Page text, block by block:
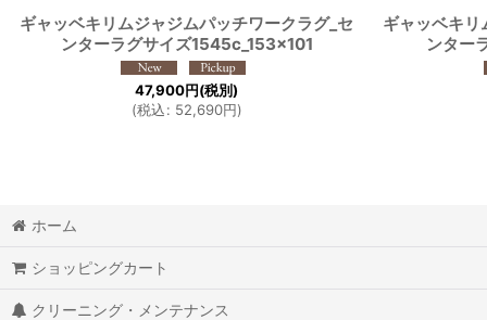
ギャッベキリムジャジムパッチワークラグ_セ
ンターラグサイズ1545c_153×101
47,900円(税別)
(税込: 52,690円)
ギャッベキリ
ンター
ホーム
ショッピングカート
クリーニング・メンテナンス